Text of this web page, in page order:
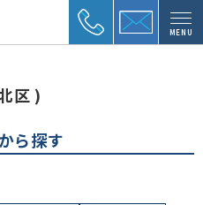
MENU
区 )
ら探す